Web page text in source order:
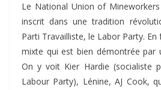
Le National Union of
inscrit dans une tradition
Parti Travailliste, le Labor Party.
mixte qui est bien démontrée par
On y voit Kier Hardie (socialiste
Labour Party), Lénine, AJ Cook,